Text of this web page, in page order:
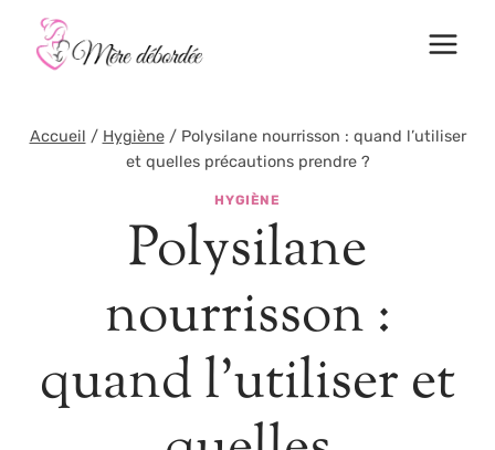
contenu
Accueil / Hygiène / Polysilane nourrisson : quand l’utiliser
et quelles précautions prendre ?
HYGIÈNE
Polysilane
nourrisson :
quand l’utiliser et